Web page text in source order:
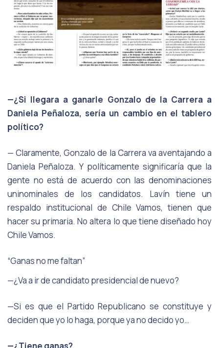
—¿Si llegara a ganarle Gonzalo de la Carrera a
Daniela Peñaloza, sería un cambio en el tablero
político?
— Claramente, Gonzalo de la Carrera va aventajando a
Daniela Peñaloza. Y políticamente significaría que la
gente no está de acuerdo con las denominaciones
uninominales de los candidatos. Lavín tiene un
respaldo institucional de Chile Vamos, tienen que
hacer su primaria. No altera lo que tiene diseñado hoy
Chile Vamos.
“Ganas no me faltan”
—¿Va a ir de candidato presidencial de nuevo?
—Si es que el Partido Republicano se constituye y
deciden que yo lo haga, porque ya no decido yo…
—¿Tiene ganas?